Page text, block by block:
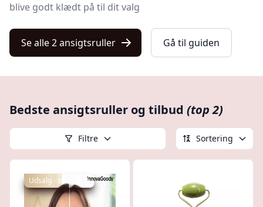
blive godt klædt på til dit valg
Se alle 2 ansigtsruller Gå til guiden
Bedste ansigtsruller og tilbud (top 2)
Filtre Sortering
Udsalg - spar 20 %